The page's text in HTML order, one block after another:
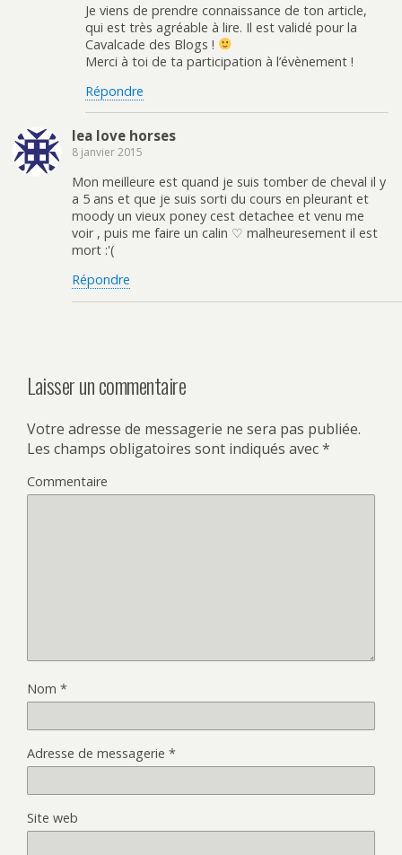
Je viens de prendre connaissance de ton article,
qui est très agréable à lire. Il est validé pour la
Cavalcade des Blogs !
Merci à toi de ta participation à l’évènement !
Répondre
lea love horses
8 janvier 2015
Mon meilleure est quand je suis tomber de cheval il y
a 5 ans et que je suis sorti du cours en pleurant et
moody un vieux poney cest detachee et venu me
voir , puis me faire un calin ♡ malheuresement il est
mort :'(
Répondre
Laisser un commentaire
Votre adresse de messagerie ne sera pas publiée.
Les champs obligatoires sont indiqués avec*
Commentaire
Nom *
Adresse de messagerie *
Site web